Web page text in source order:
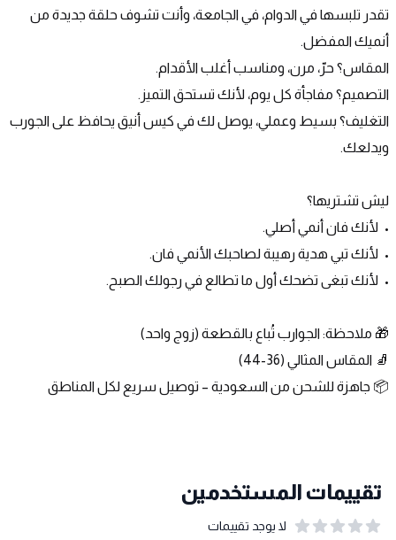
أنميك المفضل.
المقاس؟ حرّ، مرن، ومناسب أغلب الأقدام.
التصميم؟ مفاجأة كل يوم، لأنك تستحق التميز.
ويدلعك.
ليش تشتريها؟
•	لأنك فان أنمي أصلي.
•	لأنك تبي هدية رهيبة لصاحبك الأنمي فان.
•	لأنك تبغى تضحك أول ما تطالع في رجولك الصبح.
🎁 ملاحظة: الجوارب تُباع بالقطعة (زوج واحد)
🧦 المقاس المثالي (36-44)
📦 جاهزة للشحن من السعودية – توصيل سريع لكل المناطق
تقييمات المستخدمين
لا يوجد تقييمات